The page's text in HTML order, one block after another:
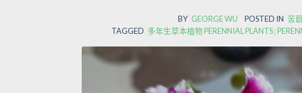
BY GEORGE WU POSTED IN 苦
TAGGED 多年生草本植物 PERENNIAL PLANTS ;